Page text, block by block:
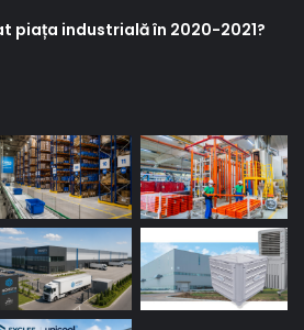
piața industrială în 2020-2021?